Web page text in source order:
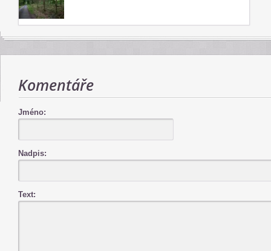
Komentáře
Jméno:
Nadpis:
Text: